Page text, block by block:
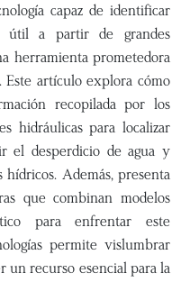
capaz de identificar
útil a partir de grandes
herramienta prometedora
Este artículo explora cómo
recopilada por los
hidráulicas para localizar
el desperdicio de agua y
Además, presenta
que combinan modelos
para enfrentar este
permite vislumbrar
un recurso esencial para la